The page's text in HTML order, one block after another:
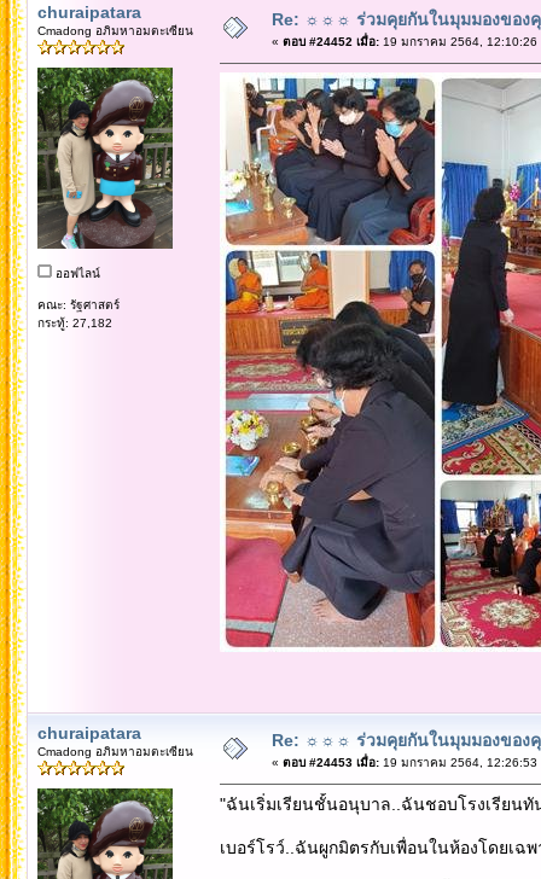
churaipatara
Cmadong อภิมหาอมตะเซียน
ออฟไลน์
คณะ: รัฐศาสตร์
กระทู้: 27,182
Re: ☼☼☼ ร่วมคุยกันในมุมมองของ
« ตอบ #24452 เมื่อ:19 มกราคม 2564, 12:10:26
churaipatara
Cmadong อภิมหาอมตะเซียน
Re: ☼☼☼ ร่วมคุยกันในมุมมองของ
« ตอบ #24453 เมื่อ:19 มกราคม 2564, 12:26:53
"ฉันเริ่มเรียนชั้นอนุบาล..ฉันชอบโรงเรียน
เบอร์โรว์..ฉันผูกมิตรกับเพื่อนในห้องโดยเ